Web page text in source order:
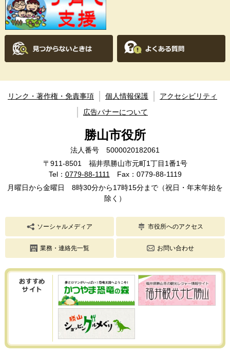
リンク・著作権・免責事項 個人情報保護
アクセシビリティ
広告バナーについて
勝山市役所
法人番号 5000020182061
〒911-8501 福井県勝山市元町1丁目1番1号
Tel： 0779-88-1111
Fax：0779-88-1119
月曜日から金曜日 8時30分から17時15分まで（祝日・年末年始を
除く）
ソーシャルメディア 市役所へのアクセス
業務・連絡先一覧 お問い合わせ